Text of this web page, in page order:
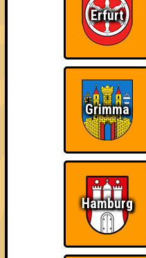
Wir dürfen euch die kleine
Plagwitz präsentieren.
Abwechselnd ausgetüftelt
Freunden Hiero, Felix, Eva &
mit jeweils bis zu 10 Fragen
Erfurt
Grimma
Hamburg